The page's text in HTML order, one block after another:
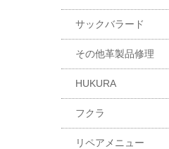
サックバラード
その他革製品修理
HUKURA
フクラ
リペアメニュー